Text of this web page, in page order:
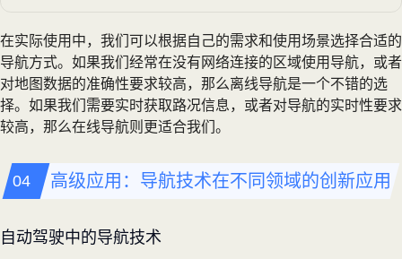
在实际使用中，我们可以根据自己的需求和使用场景选择合适的
导航方式。如果我们经常在没有网络连接的区域使用导航，或者
对地图数据的准确性要求较高，那么离线导航是一个不错的选
择。如果我们需要实时获取路况信息，或者对导航的实时性要求
较高，那么在线导航则更适合我们。
高级应用：导航技术在不同领域的创新应用
自动驾驶中的导航技术